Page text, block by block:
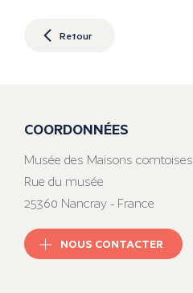
Retour
COORDONNÉES
Musée des Maisons comtoises
Rue du musée
25360 Nancray - France
NOUS CONTACTER